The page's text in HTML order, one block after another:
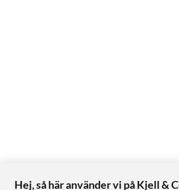
Hej, så här använder vi på Kjell &